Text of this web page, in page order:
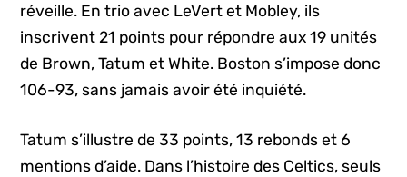
réveille. En trio avec LeVert et Mobley, ils
inscrivent 21 points pour répondre aux 19 unités
de Brown, Tatum et White. Boston s’impose donc
106-93, sans jamais avoir été inquiété.
Tatum s’illustre de 33 points, 13 rebonds et 6
mentions d’aide. Dans l’histoire des Celtics, seuls